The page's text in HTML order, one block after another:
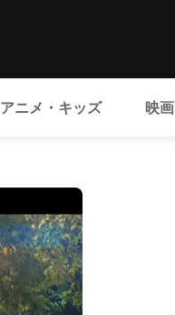
アニメ・キッズ 映画